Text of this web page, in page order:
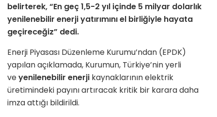
belirterek, “En geç 1,5-2 yıl içinde 5 milyar dolarlık
yenilenebilir enerji yatırımını el birliğiyle hayata
geçireceğiz” dedi.
Enerji Piyasası Düzenleme Kurumu’ndan (EPDK)
yapılan açıklamada, Kurumun, Türkiye’nin yerli
veyenilenebilir enerji kaynaklarının elektrik
üretimindeki payını artıracak kritik bir karara daha
imza attığı bildirildi.